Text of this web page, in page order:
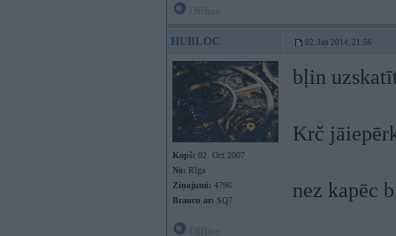
HUBLOC 02. Jan 2014, 21:56
Kopš: 02. Oct 2007
No: Rīga
Ziņojumi: 4796
Braucu ar: SQ7
bļin
Krč
nez kapēc